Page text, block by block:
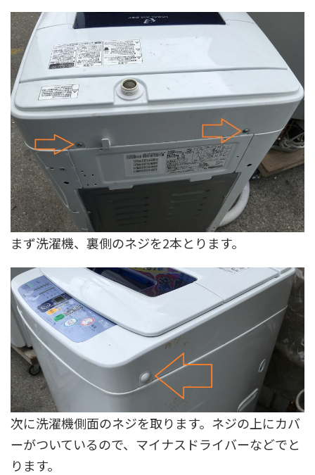
まず洗濯機、裏側のネジを2本とります。
次に洗濯機側面のネジを取ります。ネジの上にカバ
ーがついているので、マイナスドライバーなどでと
ります。